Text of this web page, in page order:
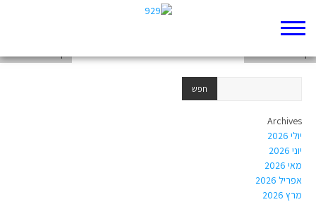
Archives
יולי 2026
יוני 2026
מאי 2026
אפריל 2026
מרץ 2026